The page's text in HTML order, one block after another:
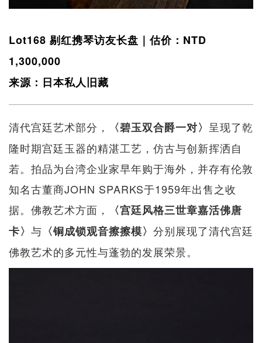
Lot168 剔红携琴访友长盘｜估价：NTD
1,300,000
来源：日本私人旧藏
清代宫廷艺术部分， 〈碧玉双合爵一对〉 呈现了乾
隆时期宫廷玉器的精湛工艺，仿古与创新挥洒自
若。拍品为台湾企业家早年购于海外，并存有伦敦
知名古董商JOHN SPARKS于1959年出售之收
据。佛教艺术方面，
〈宫廷风格三世章嘉活佛唐
卡〉 与 〈铜成锁观音擦擦模〉 分别展现了清代宫廷
佛教艺术的多元性与蓬勃的发展荣景。